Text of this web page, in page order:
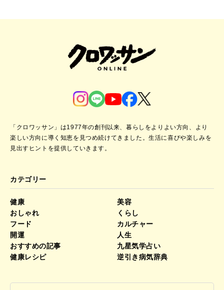
「クロワッサン」は1977年の創刊以来、暮らしをよりよい方向、より
楽しい方向に導く知恵を見つめ続けてきました。生活に喜びや楽しみを
見出すヒントを提供していきます。
カテゴリー
健康
美容
おしゃれ
くらし
フード
カルチャー
開運
人生
おすすめの記事
九星気学占い
健康レシピ
逆引き病気辞典